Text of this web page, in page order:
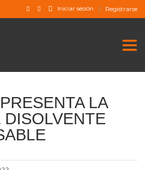
Iniciar sesión Registrarse
LA
DISOLVENTE